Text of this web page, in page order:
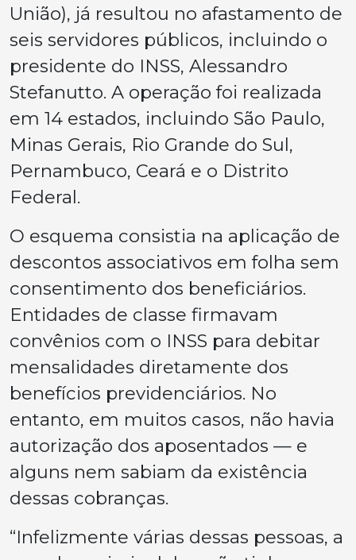
União), já resultou no afastamento de
seis servidores públicos, incluindo o
presidente do INSS, Alessandro
Stefanutto. A operação foi realizada
em 14 estados, incluindo São Paulo,
Minas Gerais, Rio Grande do Sul,
Pernambuco, Ceará e o Distrito
Federal.
O esquema consistia na aplicação de
descontos associativos em folha sem
consentimento dos beneficiários.
Entidades de classe firmavam
convênios com o INSS para debitar
mensalidades diretamente dos
benefícios previdenciários. No
entanto, em muitos casos, não havia
autorização dos aposentados — e
alguns nem sabiam da existência
dessas cobranças.
“Infelizmente várias dessas pessoas, a